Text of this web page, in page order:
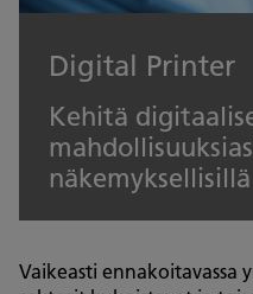
Digital Printer
Kehitä
Vaikeasti ennakoitavassa